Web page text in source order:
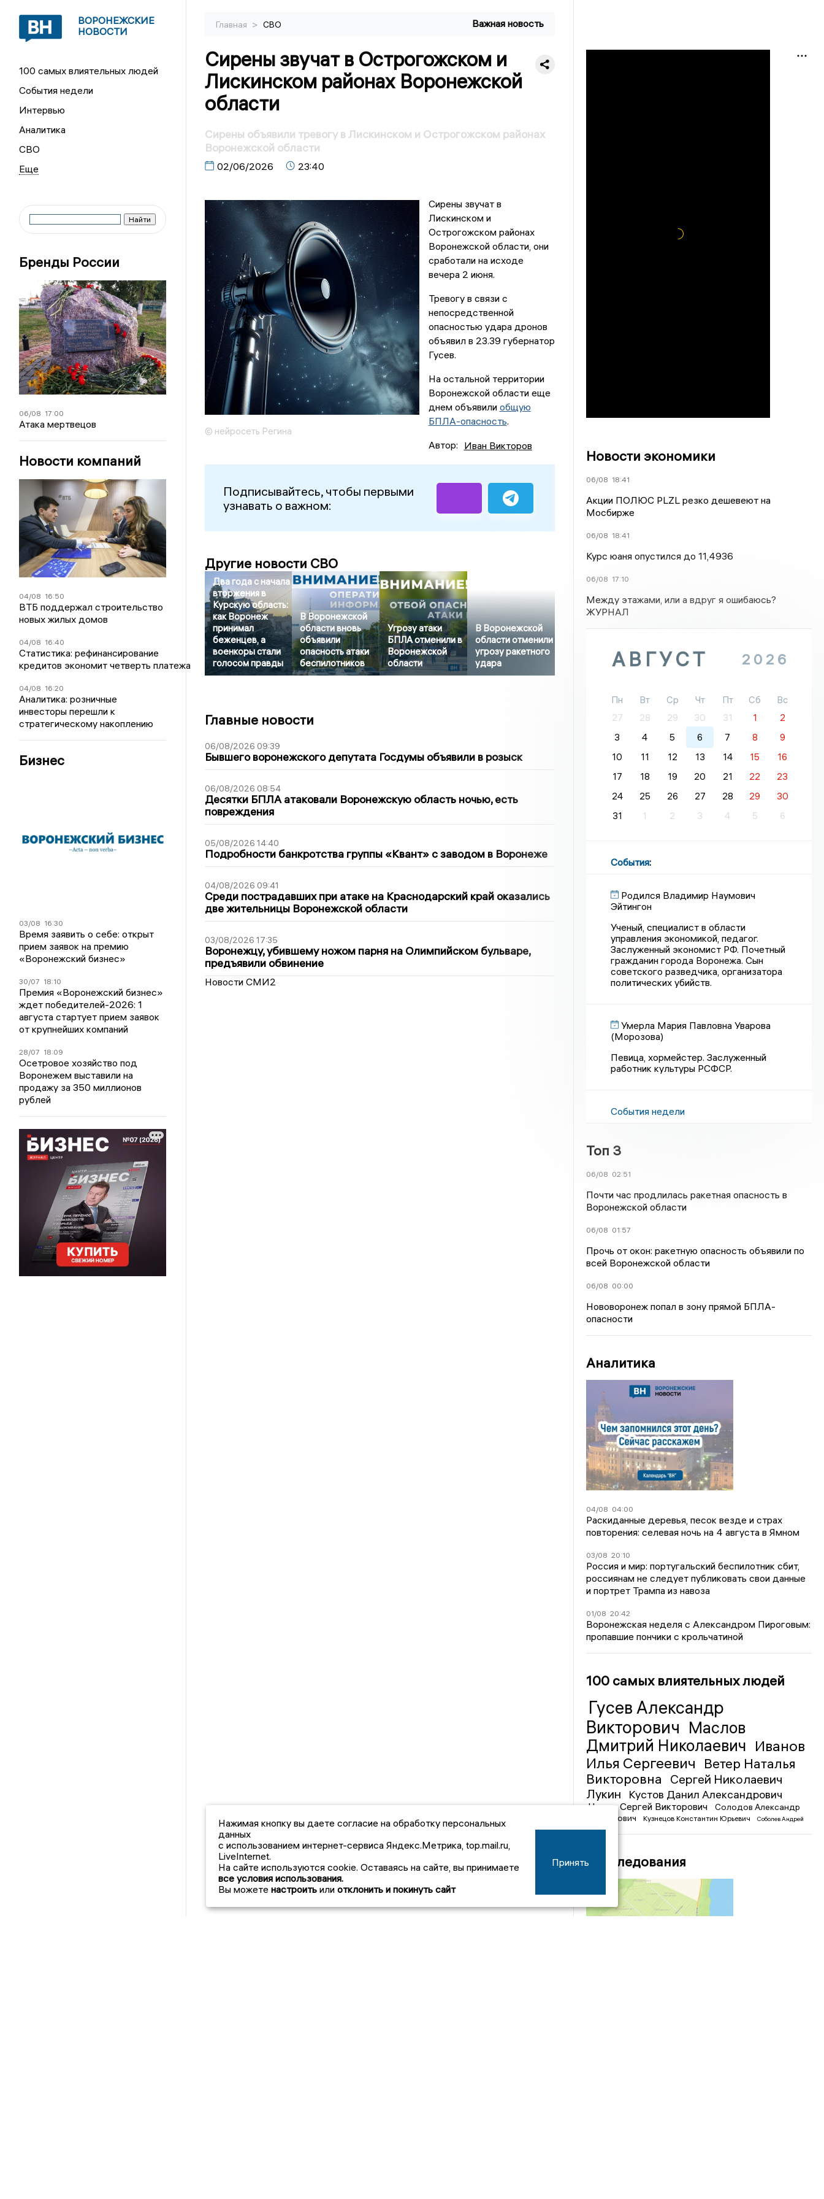
ВОРОНЕЖСКИЕ
НОВОСТИ
100 самых влиятельных людей
События недели
Интервью
Аналитика
СВО
Бренды России
06/08 17:00
Атака мертвецов
Новости компаний
04/08 16:50
ВТБ поддержал строительство
новых жилых домов
04/08 16:40
Статистика: рефинансирование
кредитов экономит четверть платежа
04/08 16:20
Аналитика: розничные
инвесторы перешли к
стратегическому накоплению
Бизнес
03/08 16:30
Время заявить о себе: открыт
прием заявок на премию
«Воронежский бизнес»
30/07 18:10
Премия «Воронежский бизнес»
ждет победителей-2026: 1
августа стартует прием заявок
от крупнейших компаний
28/07 18:09
Осетровое хозяйство под
Воронежем выставили на
продажу за 350 миллионов
рублей
Главная > СВО Важная новость
Сирены звучат в Острогожском и
Лискинском районах Воронежской
области
Сирены объявили тревогу в Лискинском и Острогожском районах
Воронежской области
02/06/2026 23:40
© нейросеть Регина
Сирены звучат в
Лискинском и
Острогожском районах
Воронежской области, они
сработали на исходе
вечера 2 июня.
Тревогу в связи с
непосредственной
опасностью удара дронов
объявил в 23.39 губернатор
Гусев.
На остальной территории
Воронежской области еще
днем объявили общую
БПЛА-опасность.
Автор: Иван Викторов
Подписывайтесь, чтобы первыми
узнавать о важном:
Другие новости СВО
Два года с начала
вторжения в
Курскую область:
как Воронеж
принимал
беженцев, а
военкоры стали
голосом правды
В Воронежской
области вновь
объявили
опасность атаки
беспилотников
Угрозу атаки
БПЛА отменили в
Воронежской
области
В Воронежской
области отменили
угрозу ракетного
удара
Главные новости
06/08/2026 09:39
Бывшего воронежского депутата Госдумы объявили в розыск
06/08/2026 08:54
Десятки БПЛА атаковали Воронежскую область ночью, есть
повреждения
05/08/2026 14:40
Подробности банкротства группы «Квант» с заводом в Воронеже
04/08/2026 09:41
Среди пострадавших при атаке на Краснодарский край оказались
две жительницы Воронежской области
03/08/2026 17:35
Воронежцу, убившему ножом парня на Олимпийском бульваре,
предъявили обвинение
Новости СМИ2
Новости экономики
06/08 18:41
Акции ПОЛЮС PLZL резко дешевеют на
Мосбирже
06/08 18:41
Курс юаня опустился до 11,4936
06/08 17:10
Между этажами, или а вдруг я ошибаюсь?
ЖУРНАЛ
АВГУСТ 2026
Пн Вт Ср Чт Пт Сб
Вс
27
28 29 30 31 1
2
3
4 5 6 7 8
9
10
11 12 13 14 15
16
17
18 19 20 21 22
23
24
25 26 27 28 29
30
31
1 2 3 4 5 6
События:
Родился Владимир Наумович
Эйтингон
Ученый, специалист в области
управления экономикой, педагог.
Заслуженный экономист РФ. Почетный
гражданин города Воронежа. Сын
советского разведчика, организатора
политических убийств.
Умерла Мария Павловна Уварова
(Морозова)
Певица, хормейстер. Заслуженный
работник культуры РСФСР.
События недели
Топ 3
06/08 02:51
Почти час продлилась ракетная опасность в
Воронежской области
06/08 01:57
Прочь от окон: ракетную опасность объявили по
всей Воронежской области
06/08 00:00
Нововоронеж попал в зону прямой БПЛА-
опасности
Аналитика
04/08 04:00
Раскиданные деревья, песок везде и страх
повторения: селевая ночь на 4 августа в Ямном
03/08 20:10
Россия и мир: португальский беспилотник сбит,
россиянам не следует публиковать свои данные
и портрет Трампа из навоза
01/08 20:42
Воронежская неделя с Александром Пироговым:
пропавшие пончики с крольчатиной
100 самых влиятельных людей
Гусев Александр
Викторович Маслов
Дмитрий Николаевич Иванов
Илья Сергеевич
Ветер Наталья
Викторовна
Сергей Николаевич
Лукин
Кустов Данил Александрович
Чижов Сергей Викторович
Солодов Александр
Михайлович
Кузнецов Константин Юрьевич
Соболев Андрей
Иванович
Расследования
Нажимая кнопку вы даете согласие на обработку персональных
данных
с использованием интернет-сервиса Яндекс.Метрика, top.mail.ru,
LiveInternet.
На сайте используются cookie. Оставаясь на сайте, вы принимаете
все условия использования.
Вы можете настроить или отклонить и покинуть сайт
Принять